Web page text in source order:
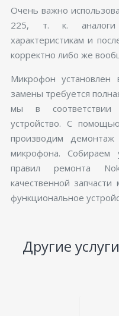
Очень важно
225, т. к. аналоги
характеристикам и
корректно либо же
Микрофон установлен
замены требуется
мы в соответствии
устройство. С
производим демонтаж
микрофона. Собираем
правил ремонта
качественной
функциональное
Другие